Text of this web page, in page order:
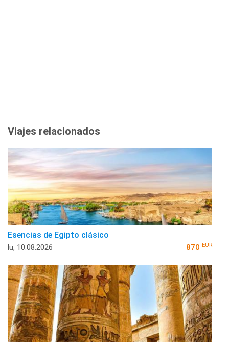
Viajes relacionados
Esencias de Egipto clásico
lu, 10.08.2026 870 EUR